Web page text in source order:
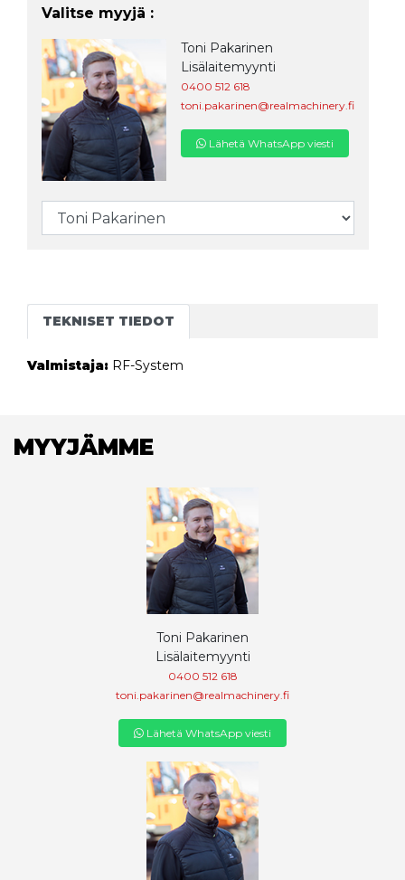
Valitse myyjä :
Toni Pakarinen
Lisälaitemyynti
0400 512 618
toni.pakarinen@realmachinery.fi
Lähetä WhatsApp viesti
TEKNISET TIEDOT
Valmistaja: RF-System
MYYJÄMME
Toni Pakarinen
Lisälaitemyynti
0400 512 618
toni.pakarinen@realmachinery.fi
Lähetä WhatsApp viesti